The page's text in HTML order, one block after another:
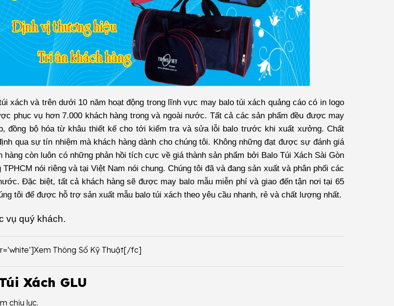
xách và trên dưới 10 năm hoạt động trong lĩnh vực may balo túi xách quảng cáo có in logo
phục vụ hơn 7.000 khách hàng trong và ngoài nước. Tất cả các sản phẩm đều được may
đồng bộ hóa từ khâu thiết kế cho tới kiểm tra và sửa lỗi balo trước khi xuất xưởng. Chất
qua sự tín nhiệm mà khách hàng dành cho chúng tôi. Không những đạt được sự đánh giá
còn luôn có những phản hồi tích cực về giá thành sản phẩm bởi Balo Túi Xách Sài Gòn
nói riêng và tại Việt Nam nói chung. Chúng tôi đã và đang sản xuất và phân phối các
Đặc biệt, tất cả khách hàng sẽ được may balo mẫu miễn phí và giao đến tận nơi tại 65
tôi để được hỗ trợ sản xuất mẫu balo túi xách theo yêu cầu nhanh, rẻ và chất lượng nhất.
vụ quý khách.
Thông Số Kỹ Thuật[/fc]
Xách GLU
chịu lực.